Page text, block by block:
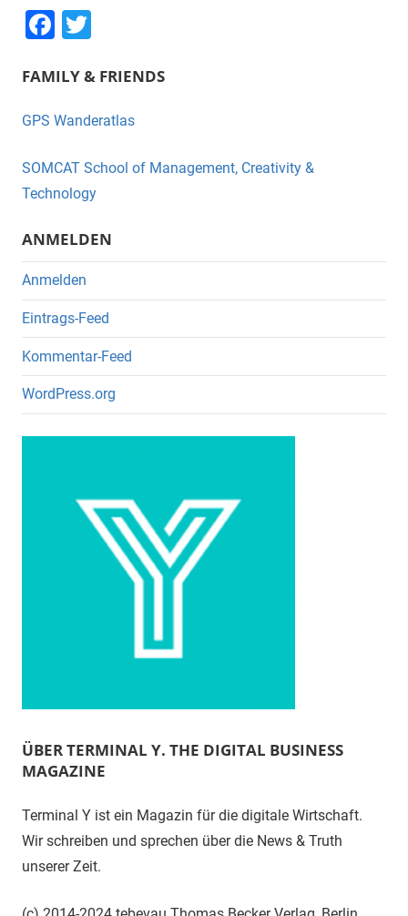
F
c
e
o
o
k
tt
er
FAMILY & FRIENDS
GPS Wanderatlas
SOMCAT School of Management, Creativity &
Technology
ANMELDEN
Anmelden
Eintrags-Feed
Kommentar-Feed
WordPress.org
ÜBER TERMINAL Y. THE DIGITAL BUSINESS
MAGAZINE
Terminal Y ist ein Magazin für die digitale Wirtschaft.
Wir schreiben und sprechen über die News & Truth
unserer Zeit.